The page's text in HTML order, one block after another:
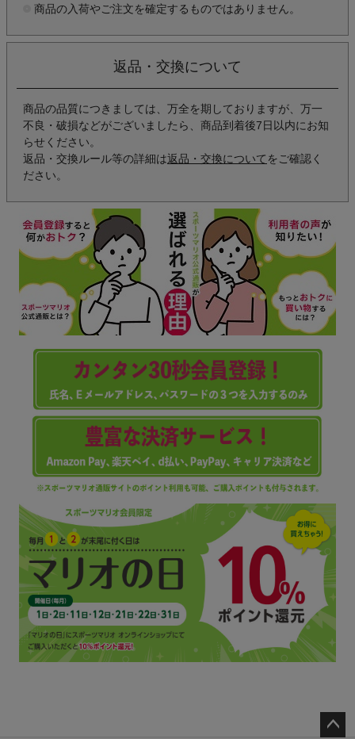
商品の入荷やご注文を確定するものではありません。
返品・交換について
商品の品質につきましては、万全を期しておりますが、万一
不良・破損などがございましたら、商品到着後7日以内にお知
らせください。
返品・交換ルール等の詳細は返品・交換について をご確認く
ださい。